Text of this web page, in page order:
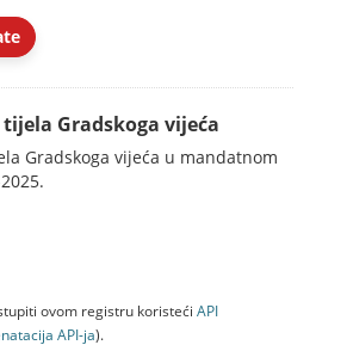
Gradskoga vijeća
Gradskoga vijeća u mandatnom
ovom registru koristeći API
API-jа).